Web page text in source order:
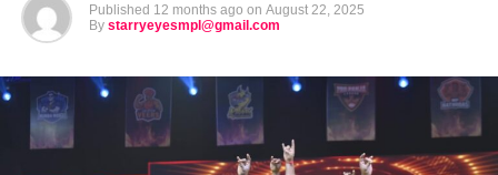
Published 12 months ago on August 22, 2025
By starryeyesmpl@gmail.com